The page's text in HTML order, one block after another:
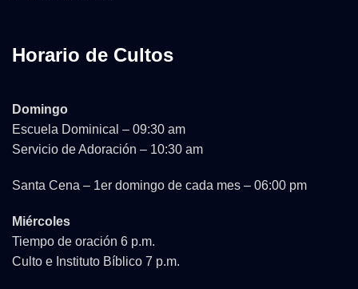
Horario de Cultos
Domingo
Escuela Dominical – 09:30 am
Servicio de Adoración – 10:30 am
Santa Cena – 1er domingo de cada mes – 06:00 pm
Miércoles
Tiempo de oración 6 p.m.
Culto e Instituto Bíblico 7 p.m.